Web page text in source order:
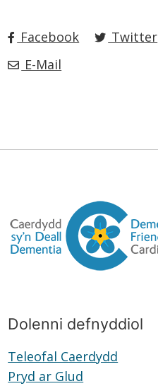
Facebook Twitter
E-Mail
Dolenni defnyddiol
Teleofal Caerdydd
Pryd ar Glud